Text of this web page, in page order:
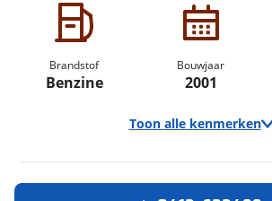
Brandstof
Benzine
Bouwjaar
2001
Toon alle kenmerken